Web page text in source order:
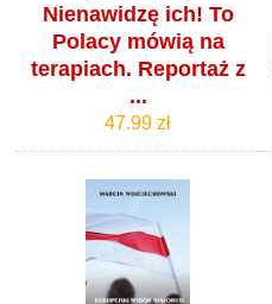
Nienawidzę ich! To
Polacy mówią na
terapiach. Reportaż z
...
47.99 zł